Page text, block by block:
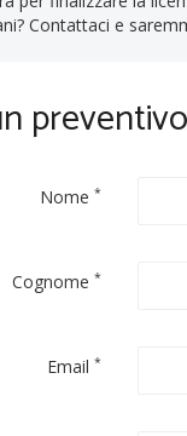
Contattaci e
Nome*
Cognome*
Email*